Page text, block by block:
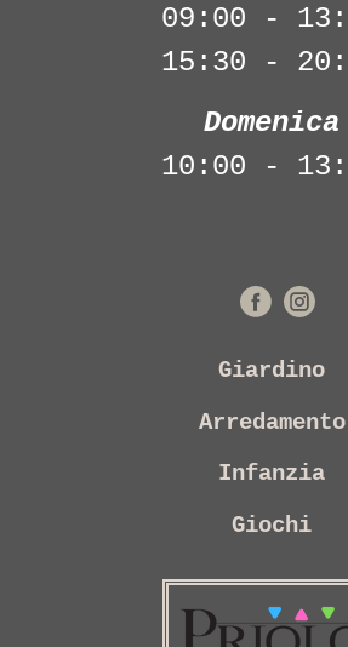
09:00 -
15:30 -
Domenica
10:00 -
Giardino
Arredamento
Infanzia
Giochi